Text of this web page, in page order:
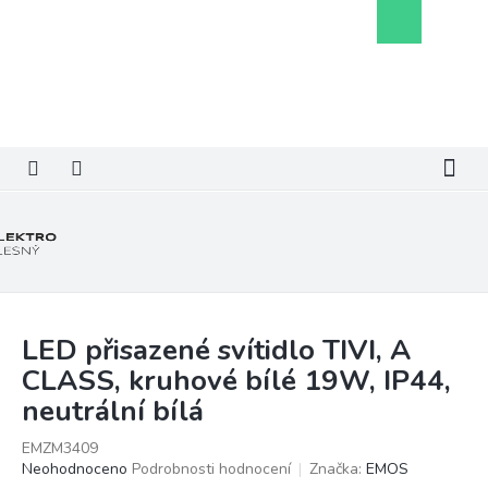
košík
LED přisazené svítidlo TIVI, A
CLASS, kruhové bílé 19W, IP44,
neutrální bílá
EMZM3409
Průměrné
Neohodnoceno Podrobnosti hodnocení Značka: EMOS